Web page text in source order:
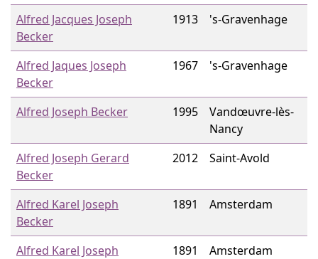
Alfred Jacques Joseph
Becker
1913 's-Gravenhage
Alfred Jaques Joseph
Becker
1967 's-Gravenhage
Alfred Joseph Becker 1995
Vandœuvre-lès-
Nancy
Alfred Joseph Gerard
Becker
2012 Saint-Avold
Alfred Karel Joseph
Becker
1891 Amsterdam
Alfred Karel Joseph
1891 Amsterdam